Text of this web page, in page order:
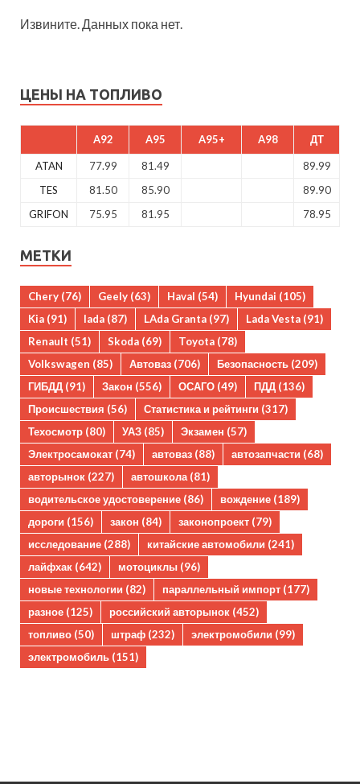
Извините. Данных пока нет.
ЦЕНЫ НА ТОПЛИВО
A92 A95 A95+ A98 ДТ
ATAN 77.99 81.49
89.99
TES
81.50 85.90
89.90
GRIFON
75.95 81.95 78.95
МЕТКИ
Chery (76) Geely (63) Haval (54) Hyundai (105)
Kia (91) lada (87) LAda Granta (97) Lada Vesta (91)
Renault (51) Skoda (69) Toyota (78)
Volkswagen (85) Автоваз (706) Безопасность (209)
ГИБДД (91) Закон (556) ОСАГО (49) ПДД (136)
Происшествия (56) Статистика и рейтинги (317)
Техосмотр (80) УАЗ (85) Экзамен (57)
Электросамокат (74) автоваз (88) автозапчасти (68)
авторынок (227) автошкола (81)
водительское удостоверение (86) вождение (189)
дороги (156) закон (84) законопроект (79)
исследование (288) китайские автомобили (241)
лайфхак (642) мотоциклы (96)
новые технологии (82) параллельный импорт (177)
разное (125) российский авторынок (452)
топливо (50) штраф (232) электромобили (99)
электромобиль (151)